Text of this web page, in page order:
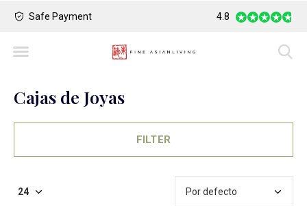
Safe Payment Largest Collection
4.8
Cajas de Joyas
FILTER